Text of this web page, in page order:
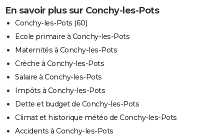
En savoir plus sur Conchy-les-Pots
Conchy-les-Pots (60)
Ecole primaire à Conchy-les-Pots
Maternités à Conchy-les-Pots
Crèche à Conchy-les-Pots
Salaire à Conchy-les-Pots
Impôts à Conchy-les-Pots
Dette et budget de Conchy-les-Pots
Climat et historique météo de Conchy-les-Pots
Accidents à Conchy-les-Pots